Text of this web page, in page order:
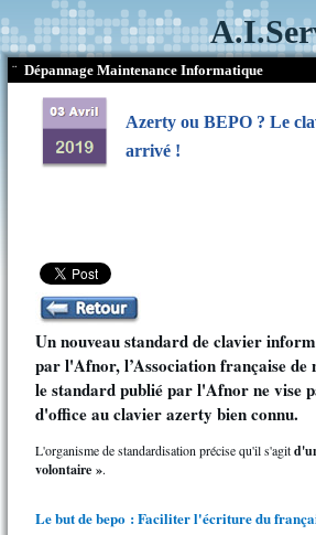
¨ Dépannage Maintenance Informatique
Azerty ou BEPO ? Le
arrivé !
Un nouveau standard de clavier
par l'Afnor, l’Association française
le standard publié par l'Afnor ne vise
d'office au clavier azerty bien connu.
L'organisme de standardisation précise qu'il s'agit
volontaire ».
Le but de bepo : Faciliter l'écriture du